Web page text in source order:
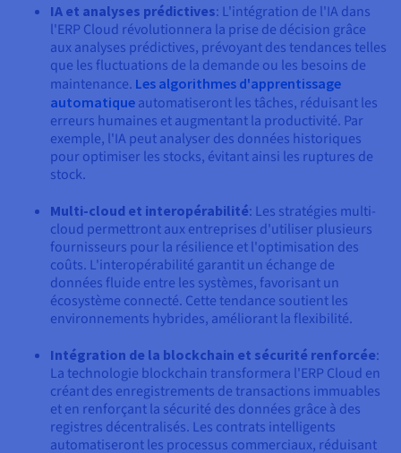
IA et analyses prédictives: L'intégration de l'IA dans
l'ERP Cloud révolutionnera la prise de décision grâce
aux analyses prédictives, prévoyant des tendances telles
que les fluctuations de la demande ou les besoins de
maintenance. Les algorithmes d'apprentissage
automatique automatiseront les tâches, réduisant les
erreurs humaines et augmentant la productivité. Par
exemple, l'IA peut analyser des données historiques
pour optimiser les stocks, évitant ainsi les ruptures de
stock.
Multi-cloud et interopérabilité: Les stratégies multi-
cloud permettront aux entreprises d'utiliser plusieurs
fournisseurs pour la résilience et l'optimisation des
coûts. L'interopérabilité garantit un échange de
données fluide entre les systèmes, favorisant un
écosystème connecté. Cette tendance soutient les
environnements hybrides, améliorant la flexibilité.
Intégration de la blockchain et sécurité renforcée:
La technologie blockchain transformera l'ERP Cloud en
créant des enregistrements de transactions immuables
et en renforçant la sécurité des données grâce à des
registres décentralisés. Les contrats intelligents
automatiseront les processus commerciaux, réduisant